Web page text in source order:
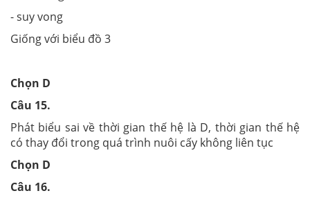
- suy vong
Giống với biểu đồ 3
Chọn D
Câu 15.
Phát biểu sai về thời gian thế hệ là D, thời gian thế hệ
có thay đổi trong quá trình nuôi cấy không liên tục
Chọn D
Câu 16.